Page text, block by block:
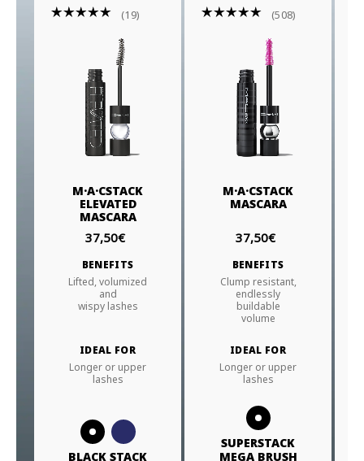
19
M·A·CSTACK
ELEVATED
MASCARA
37,50€
BENEFITS
Lifted, volumized
and
wispy lashes
IDEAL FOR
Longer or upper
lashes
BLACK STACK
508
M·A·CSTACK
MASCARA
37,50€
BENEFITS
Clump resistant,
endlessly
buildable
volume
IDEAL FOR
Longer or upper
lashes
SUPERSTACK
MEGA BRUSH